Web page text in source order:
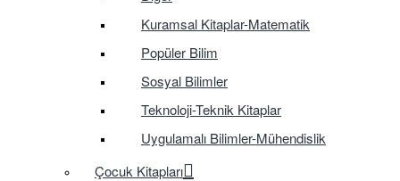
Kuramsal Kitaplar-Matematik
Popüler Bilim
Sosyal Bilimler
Teknoloji-Teknik Kitaplar
Uygulamalı Bilimler-Mühendislik
Çocuk Kitapları